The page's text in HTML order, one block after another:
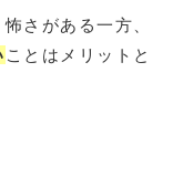
怖さがある一方、
ことはメリットと